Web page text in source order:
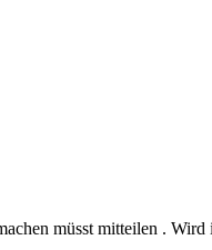
müsst mitteilen .